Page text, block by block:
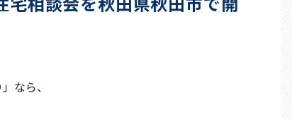
宅相談会を秋田県秋田市で開
なら、